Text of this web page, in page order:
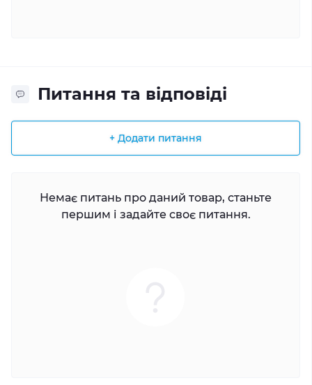
Питання та відповіді
+ Додати питання
Немає питань про даний товар, станьте
першим і задайте своє питання.